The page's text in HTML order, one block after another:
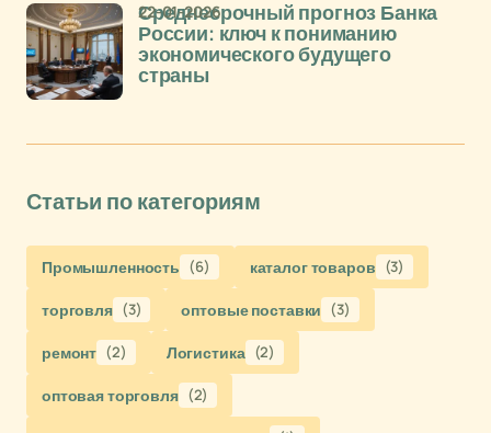
Среднесрочный прогноз Банка
России: ключ к пониманию
экономического будущего
страны
22-01-2026
Статьи по категориям
Промышленность (6) каталог товаров (3)
торговля (3) оптовые поставки (3)
ремонт (2) Логистика (2)
оптовая торговля (2)